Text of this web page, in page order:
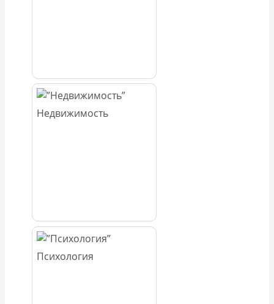
Недвижимость
Психология